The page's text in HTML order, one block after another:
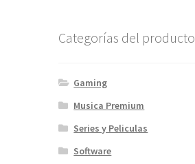
Categorías del producto
Gaming
Musica Premium
Series y Peliculas
Software